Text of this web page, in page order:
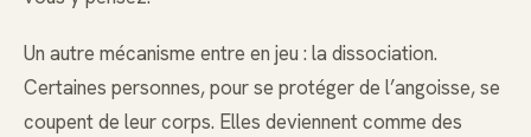
Un autre mécanisme entre en jeu : la dissociation.
Certaines personnes, pour se protéger de l’angoisse, se
coupent de leur corps. Elles deviennent comme des